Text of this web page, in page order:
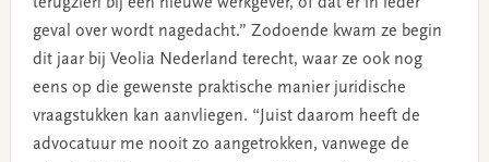
geval over wordt nagedacht.” Zodoende kwam ze begin
dit jaar bij Veolia Nederland terecht, waar ze ook nog
eens op die gewenste praktische manier juridische
vraagstukken kan aanvliegen. “Juist daarom heeft de
advocatuur me nooit zo aangetrokken, vanwege de